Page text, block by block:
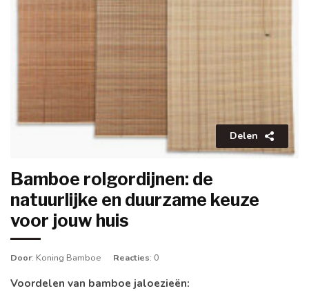
Delen
Bamboe rolgordijnen: de
natuurlijke en duurzame keuze
voor jouw huis
Door: Koning Bamboe Reacties: 0
Voordelen van bamboe jaloezieën: